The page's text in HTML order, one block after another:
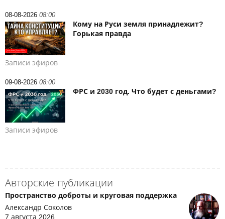
08-08-2026 08:00
Кому на Руси земля принадлежит?
Горькая правда
Записи эфиров
09-08-2026 08:00
ФРС и 2030 год. Что будет с деньгами?
Записи эфиров
Авторские публикации
Пространство доброты и круговая поддержка
Александр Соколов
7 августа 2026